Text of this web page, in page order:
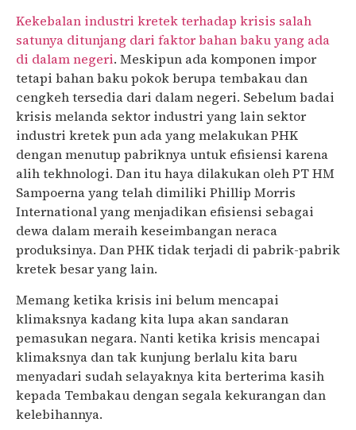
Kekebalan industri kretek terhadap krisis salah
satunya ditunjang dari faktor bahan baku yang ada
di dalam negeri. Meskipun ada komponen impor
tetapi bahan baku pokok berupa tembakau dan
cengkeh tersedia dari dalam negeri. Sebelum badai
krisis melanda sektor industri yang lain sektor
industri kretek pun ada yang melakukan PHK
dengan menutup pabriknya untuk efisiensi karena
alih tekhnologi. Dan itu haya dilakukan oleh PT HM
Sampoerna yang telah dimiliki Phillip Morris
International yang menjadikan efisiensi sebagai
dewa dalam meraih keseimbangan neraca
produksinya. Dan PHK tidak terjadi di pabrik-pabrik
kretek besar yang lain.
Memang ketika krisis ini belum mencapai
klimaksnya kadang kita lupa akan sandaran
pemasukan negara. Nanti ketika krisis mencapai
klimaksnya dan tak kunjung berlalu kita baru
menyadari sudah selayaknya kita berterima kasih
kepada Tembakau dengan segala kekurangan dan
kelebihannya.